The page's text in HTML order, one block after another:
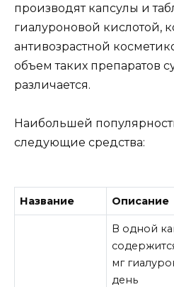
производят капсулы и
гиалуроновой кислотой,
антивозрастной
объем таких препаратов
различается.
Наибольшей
следующие средства:
Название Описание
В одной
мг
день